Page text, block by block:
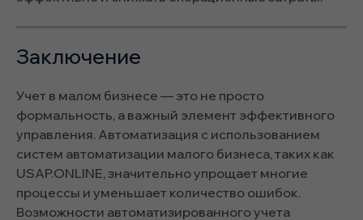
Заключение
Учет в малом бизнесе — это не просто
формальность, а важный элемент эффективного
управления. Автоматизация с использованием
систем автоматизации малого бизнеса, таких как
USAP.ONLINE, значительно упрощает многие
процессы и уменьшает количество ошибок.
Возможности автоматизированного учета